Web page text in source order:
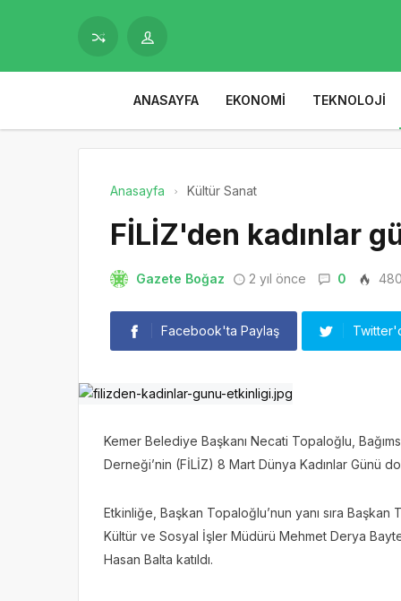
ANASAYFA EKONOMI TEKNOLOJI
Anasayfa Kültür Sanat
FİLİZ'den kadınlar
Gazete Boğaz 2 yıl önce 0 480
Facebook'ta Paylaş
Kemer Belediye Başkanı Necati Topaloğlu,
Derneği’nin (FİLİZ) 8 Mart Dünya Kadınlar Günü
Etkinliğe, Başkan Topaloğlu’nun yanı sıra
Kültür ve Sosyal İşler Müdürü Mehmet Derya
Hasan Balta katıldı.